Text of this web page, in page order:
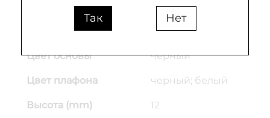
Материал основания металл
Материал плафона Металл; Пластик
Цвет основы чёрный
Цвет плафона черный; белый
Высота (mm) 12
Так Нет